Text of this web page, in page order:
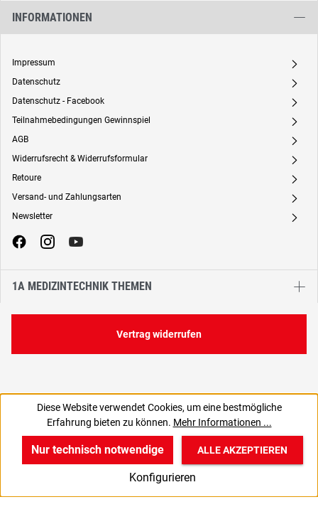
INFORMATIONEN
Impressum A
Datenschutz A
Datenschutz - Facebook A
Teilnahmebedingungen Gewinnspiel A
AGB A
Widerrufsrecht & Widerrufsformular A
Retoure A
Versand- und Zahlungsarten A
Newsletter A
1A MEDIZINTECHNIK THEMEN
Vertrag widerrufen
Diese Website verwendet Cookies, um eine bestmögliche
Erfahrung bieten zu können. Mehr Informationen ...
Nur technisch notwendige
Konfigurieren
ALLE AKZEPTIEREN
v
Produkte
B